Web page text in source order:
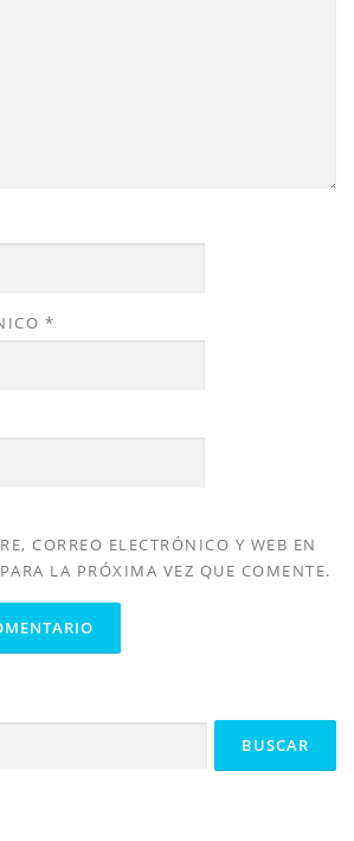
*
CORREO ELECTRÓNICO Y WEB EN
LA PRÓXIMA VEZ QUE COMENTE.